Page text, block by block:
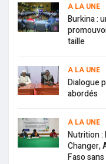
A LA UNE
Burkina :
taille
A LA UNE
Dialogue
abordés
A LA UNE
Nutrition :
Changer,
Faso